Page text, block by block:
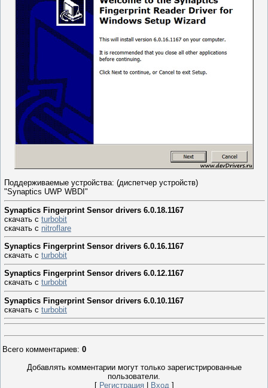
Поддерживаемые устройства: (диспетчер устройств)
"Synaptics UWP WBDI"
Synaptics Fingerprint Sensor drivers 6.0.18.1167
скачать с turbobit
скачать с nitroflare
Synaptics Fingerprint Sensor drivers 6.0.16.1167
скачать с turbobit
Synaptics Fingerprint Sensor drivers 6.0.12.1167
скачать с turbobit
Synaptics Fingerprint Sensor drivers 6.0.10.1167
скачать с turbobit
Всего комментариев: 0
Добавлять комментарии могут только зарегистрированные
пользователи.
[ Регистрация| Вход]